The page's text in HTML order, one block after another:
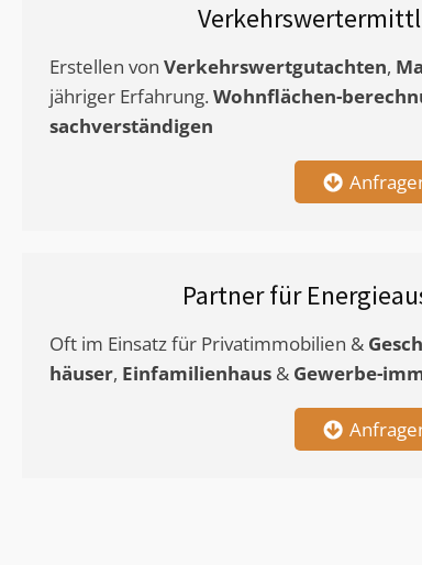
Erstellen von Verkehrswertgutachten,
jähriger Erfahrung. Wohnflächen-
sachverständigen
Partner für
Oft im Einsatz für Privatimmobilien &
häuser, Einfamilienhaus & Gewerbe-